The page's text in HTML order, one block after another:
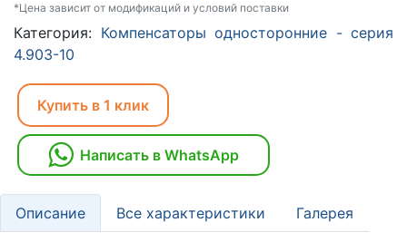
*Цена зависит от модификаций и условий поставки
Категория: Компенсаторы односторонние - серия
4.903-10
Купить в 1 клик
Написать в WhatsApp
Описание Все характеристики Галерея